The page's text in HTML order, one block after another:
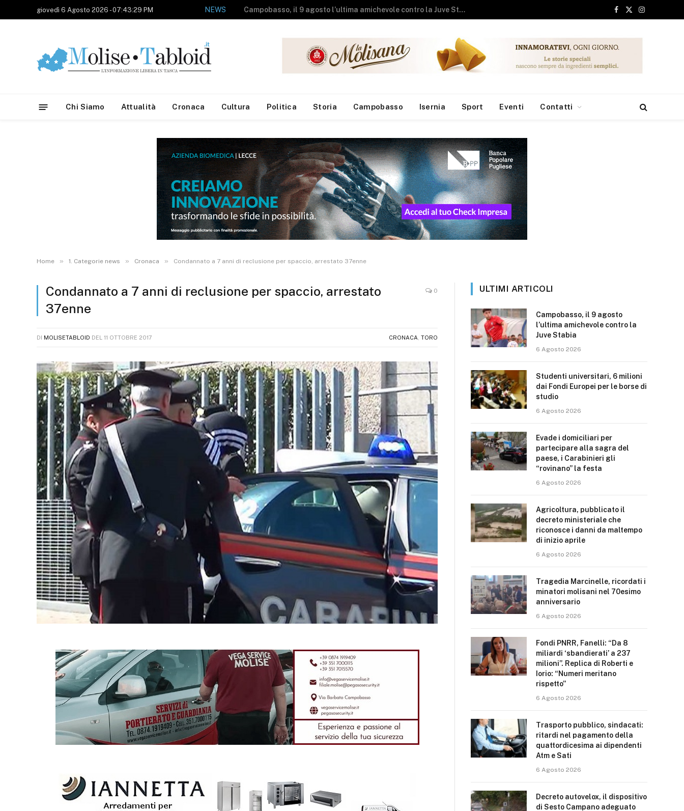
giovedì 6 Agosto 2026 - 07:43:29 PM NEWS Studenti universitari, 6 milioni dai Fondi Europei per le borse di studio
Facebook
X
Instagram
Chi Siamo Attualità Cronaca Cultura Politica Storia Campobasso Isernia Sport Eventi Contatti
Home » 1. Categorie news » Cronaca » Condannato a 7 anni di reclusione per spaccio, arrestato 37enne
Condannato a 7 anni di reclusione per spaccio, arrestato
37enne
0
DI MOLISETABLOID DEL 11 OTTOBRE 2017 CRONACA TORO
ULTIMI ARTICOLI
Campobasso, il 9 agosto
l’ultima amichevole contro la
Juve Stabia
6 Agosto 2026
Studenti universitari, 6 milioni
dai Fondi Europei per le borse di
studio
6 Agosto 2026
Evade i domiciliari per
partecipare alla sagra del
paese, i Carabinieri gli
“rovinano” la festa
6 Agosto 2026
Agricoltura, pubblicato il
decreto ministeriale che
riconosce i danni da maltempo
di inizio aprile
6 Agosto 2026
Tragedia Marcinelle, ricordati i
minatori molisani nel 70esimo
anniversario
6 Agosto 2026
Fondi PNRR, Fanelli: “Da 8
miliardi ‘sbandierati’ a 237
milioni”. Replica di Roberti e
Iorio: “Numeri meritano
rispetto”
6 Agosto 2026
Trasporto pubblico, sindacati:
ritardi nel pagamento della
quattordicesima ai dipendenti
Atm e Sati
6 Agosto 2026
Decreto autovelox, il dispositivo
di Sesto Campano adeguato